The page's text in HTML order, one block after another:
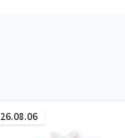
26.08.06